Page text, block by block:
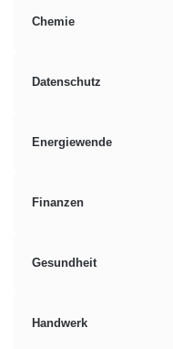
Chemie
Datenschutz
Energiewende
Finanzen
Gesundheit
Handwerk